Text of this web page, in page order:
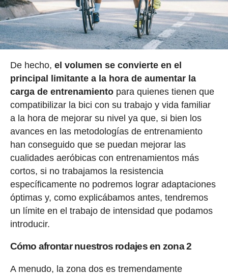
De hecho, el volumen se convierte en el
principal limitante a la hora de aumentar la
carga de entrenamientopara quienes tienen que
compatibilizar la bici con su trabajo y vida familiar
a la hora de mejorar su nivel ya que, si bien los
avances en las metodologías de entrenamiento
han conseguido que se puedan mejorar las
cualidades aeróbicas con entrenamientos más
cortos, si no trabajamos la resistencia
específicamente no podremos lograr adaptaciones
óptimas y, como explicábamos antes, tendremos
un límite en el trabajo de intensidad que podamos
introducir.
Cómo afrontar nuestros rodajes en zona 2
A menudo, la zona dos es tremendamente